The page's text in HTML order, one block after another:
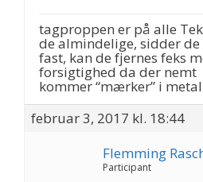
tagproppen er på alle
de almindelige, sidder de
fast, kan de fjernes feks
forsigtighed da der nemt
kommer “mærker” i
februar 3, 2017 kl. 18:44
Flemming
Participant